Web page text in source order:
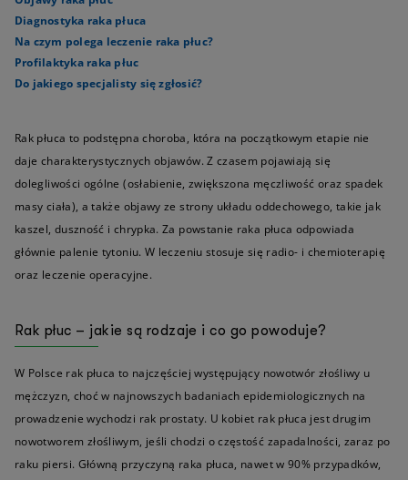
Diagnostyka raka płuca
Na czym polega leczenie raka płuc?
Profilaktyka raka płuc
Do jakiego specjalisty się zgłosić?
Rak płuca to podstępna choroba, która na początkowym etapie nie
daje charakterystycznych objawów. Z czasem pojawiają się
dolegliwości ogólne (osłabienie, zwiększona męczliwość oraz spadek
masy ciała), a także objawy ze strony układu oddechowego, takie jak
kaszel, duszność i chrypka. Za powstanie raka płuca odpowiada
głównie palenie tytoniu. W leczeniu stosuje się radio- i chemioterapię
oraz leczenie operacyjne.
Rak płuc – jakie są rodzaje i co go powoduje?
W Polsce rak płuca to najczęściej występujący nowotwór złośliwy u
mężczyzn, choć w najnowszych badaniach epidemiologicznych na
prowadzenie wychodzi rak prostaty. U kobiet rak płuca jest drugim
nowotworem złośliwym, jeśli chodzi o częstość zapadalności, zaraz po
raku piersi. Główną przyczyną raka płuca, nawet w 90% przypadków,